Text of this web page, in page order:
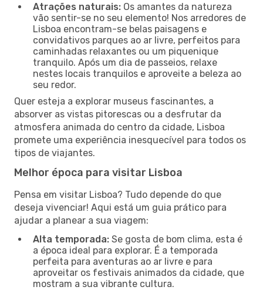
Atrações naturais: Os amantes da natureza
vão sentir-se no seu elemento! Nos arredores de
Lisboa encontram-se belas paisagens e
convidativos parques ao ar livre, perfeitos para
caminhadas relaxantes ou um piquenique
tranquilo. Após um dia de passeios, relaxe
nestes locais tranquilos e aproveite a beleza ao
seu redor.
Quer esteja a explorar museus fascinantes, a
absorver as vistas pitorescas ou a desfrutar da
atmosfera animada do centro da cidade, Lisboa
promete uma experiência inesquecível para todos os
tipos de viajantes.
Melhor época para visitar Lisboa
Pensa em visitar Lisboa? Tudo depende do que
deseja vivenciar! Aqui está um guia prático para
ajudar a planear a sua viagem:
Alta temporada: Se gosta de bom clima, esta é
a época ideal para explorar. É a temporada
perfeita para aventuras ao ar livre e para
aproveitar os festivais animados da cidade, que
mostram a sua vibrante cultura.